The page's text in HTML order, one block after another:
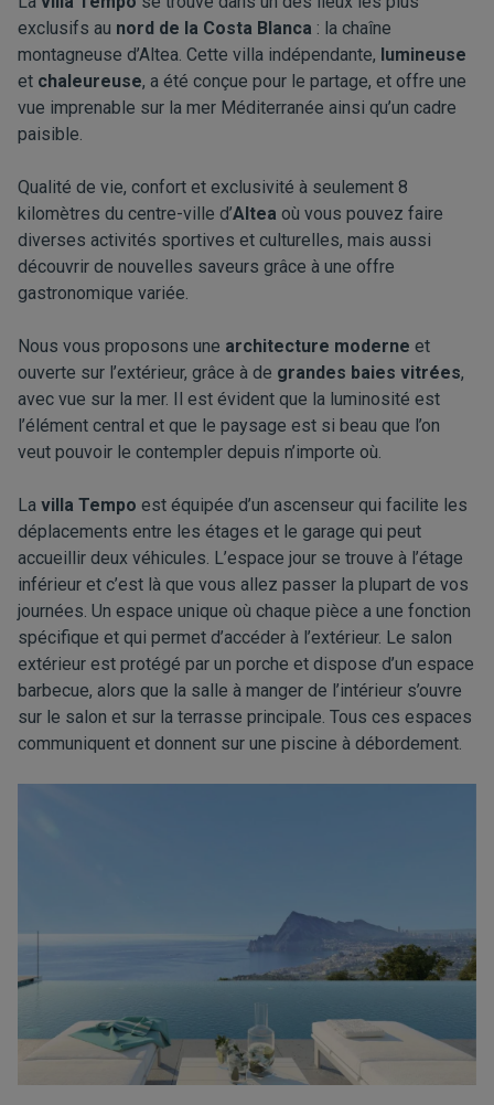
exclusifs au nord de la Costa Blanca : la chaîne
montagneuse d’Altea. Cette villa indépendante, lumineuse
et chaleureuse, a été conçue pour le partage, et offre une
vue imprenable sur la mer Méditerranée ainsi qu’un cadre
paisible.
Qualité de vie, confort et exclusivité à seulement 8
kilomètres du centre-ville d’Altea où vous pouvez faire
diverses activités sportives et culturelles, mais aussi
découvrir de nouvelles saveurs grâce à une offre
gastronomique variée.
Nous vous proposons une architecture moderne et
ouverte sur l’extérieur, grâce à de grandes baies vitrées,
avec vue sur la mer. Il est évident que la luminosité est
l’élément central et que le paysage est si beau que l’on
veut pouvoir le contempler depuis n’importe où.
La villa Tempo est équipée d’un ascenseur qui facilite les
déplacements entre les étages et le garage qui peut
accueillir deux véhicules. L’espace jour se trouve à l’étage
inférieur et c’est là que vous allez passer la plupart de vos
journées. Un espace unique où chaque pièce a une fonction
spécifique et qui permet d’accéder à l’extérieur. Le salon
extérieur est protégé par un porche et dispose d’un espace
barbecue, alors que la salle à manger de l’intérieur s’ouvre
sur le salon et sur la terrasse principale. Tous ces espaces
communiquent et donnent sur une piscine à débordement.